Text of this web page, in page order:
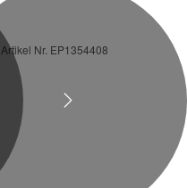
Artikel Nr. EP1354408
Next